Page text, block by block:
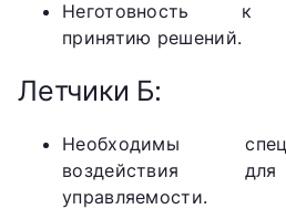
Неготовность к
принятию решений.
Летчики Б:
Необходимы
воздействия
управляемости.